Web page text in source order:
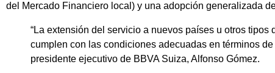
del Mercado Financiero local) y una adopción generalizada
“La extensión del servicio a nuevos países u otros
cumplen con las condiciones adecuadas en términos
presidente ejecutivo de BBVA Suiza, Alfonso Gómez.